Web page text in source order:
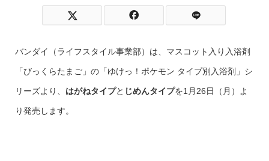
バンダイ（ライフスタイル事業部）は、マスコット入り入浴剤
「びっくらたまご」の「ゆけっ！ポケモン タイプ別入浴剤」シ
リーズより、 はがねタイプと じめんタイプを1月26日（月）よ
り発売します。